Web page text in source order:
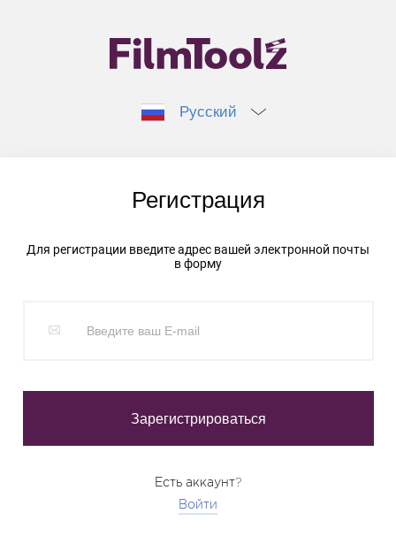
Русский
Регистрация
Для регистрации введите адрес вашей электронной почты
в форму
Есть аккаунт?
Войти